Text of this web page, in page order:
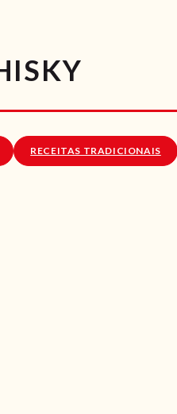
RECEITAS TRADICIONAIS